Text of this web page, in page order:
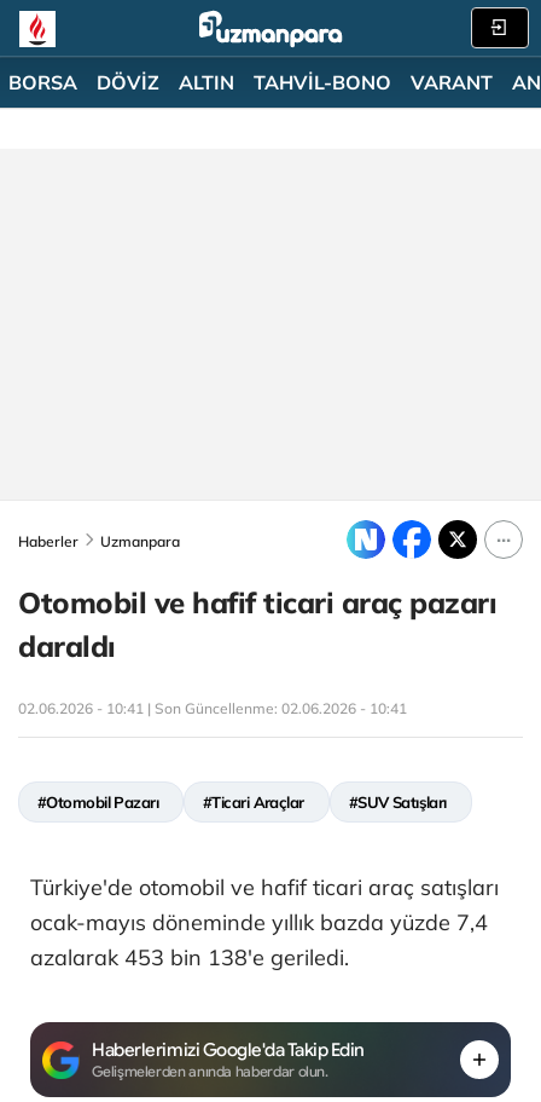
BORSA DÖVİZ ALTIN TAHVİL-BONO VARANT
Haberler Uzmanpara
Otomobil ve hafif ticari araç pazarı
daraldı
02.06.2026 - 10:41 | Son Güncellenme: 02.06.2026 - 10:41
#Otomobil Pazarı #Ticari Araçlar #SUV Satışları
Türkiye'de otomobil ve hafif ticari araç satışları
ocak-mayıs döneminde yıllık bazda yüzde 7,4
azalarak 453 bin 138'e geriledi.
Haberlerimizi Google'da Takip Edin
Gelişmelerden anında haberdar olun.